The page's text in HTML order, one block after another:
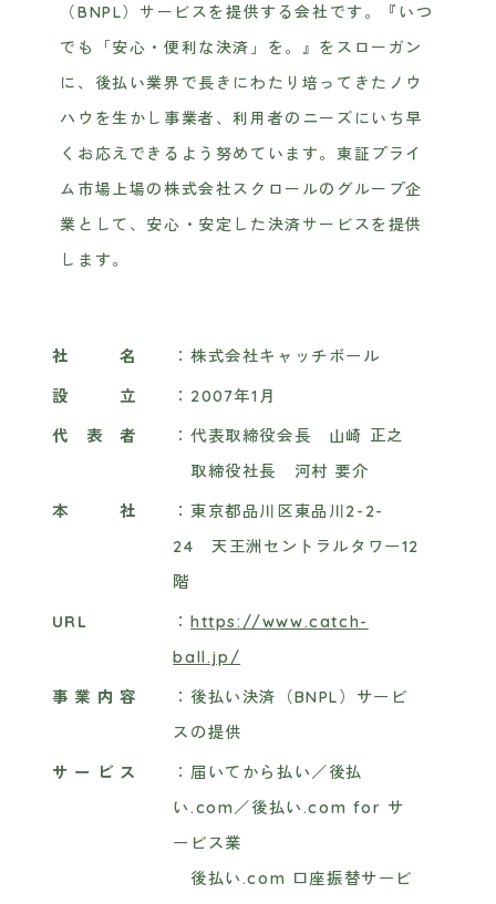
（BNPL）サービスを提供する会社です。『いつ
でも「安心・便利な決済」を。』をスローガン
に、後払い業界で長きにわたり培ってきたノウ
ハウを生かし事業者、利用者のニーズにいち早
くお応えできるよう努めています。東証プライ
ム市場上場の株式会社スクロールのグループ企
業として、安心・安定した決済サービスを提供
します。
社名
：株式会社キャッチボール
設立
：2007年1月
代表者
：代表取締役会長 山崎 正之
取締役社長 河村 要介
本社
：東京都品川区東品川2-2-
24 天王洲セントラルタワー12
階
URL
： https://www.catch-
ball.jp/
事業内容
：後払い決済（BNPL）サービ
スの提供
サービス
：届いてから払い／後払
い.com／後払い.com for サ
ービス業
後払い.com 口座振替サービ